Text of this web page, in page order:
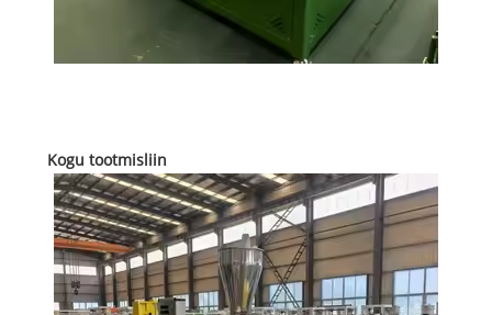
Kogu tootmisliin